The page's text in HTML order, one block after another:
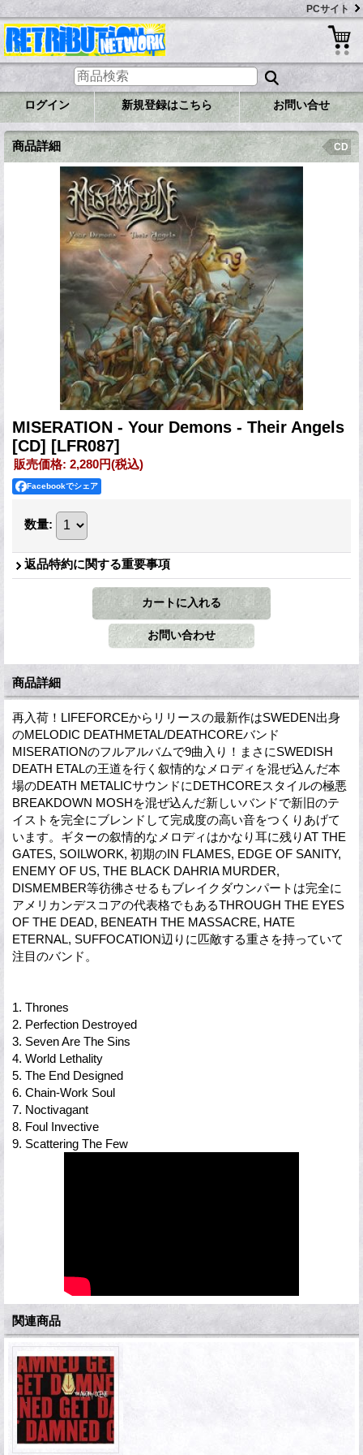
PCサイト
ログイン 新規登録はこちら お問い合せ
商品詳細 CD
MISERATION - Your Demons - Their Angels
[CD] [LFR087]
販売価格: 2,280円(税込)
Facebookでシェア
数量:
返品特約に関する重要事項
商品詳細
再入荷！LIFEFORCEからリリースの最新作はSWEDEN出身
のMELODIC DEATHMETAL/DEATHCOREバンド
MISERATIONのフルアルバムで9曲入り！まさにSWEDISH
DEATH ETALの王道を行く叙情的なメロディを混ぜ込んだ本
場のDEATH METALICサウンドにDETHCOREスタイルの極悪
BREAKDOWN MOSHを混ぜ込んだ新しいバンドで新旧のテ
イストを完全にブレンドして完成度の高い音をつくりあげて
います。ギターの叙情的なメロディはかなり耳に残りAT THE
GATES, SOILWORK, 初期のIN FLAMES, EDGE OF SANITY,
ENEMY OF US, THE BLACK DAHRIA MURDER,
DISMEMBER等彷彿させるもブレイクダウンパートは完全に
アメリカンデスコアの代表格でもあるTHROUGH THE EYES
OF THE DEAD, BENEATH THE MASSACRE, HATE
ETERNAL, SUFFOCATION辺りに匹敵する重さを持っていて
注目のバンド。
1. Thrones
2. Perfection Destroyed
3. Seven Are The Sins
4. World Lethality
5. The End Designed
6. Chain-Work Soul
7. Noctivagant
8. Foul Invective
9. Scattering The Few
関連商品